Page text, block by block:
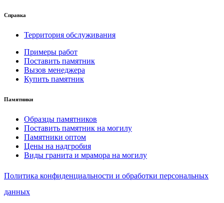
Справка
Территория обслуживания
Примеры работ
Поставить памятник
Вызов менеджера
Купить памятник
Памятники
Образцы памятников
Поставить памятник на могилу
Памятники оптом
Цены на надгробия
Виды гранита и мрамора на могилу
Политика конфиденциальности и обработки персональных
данных